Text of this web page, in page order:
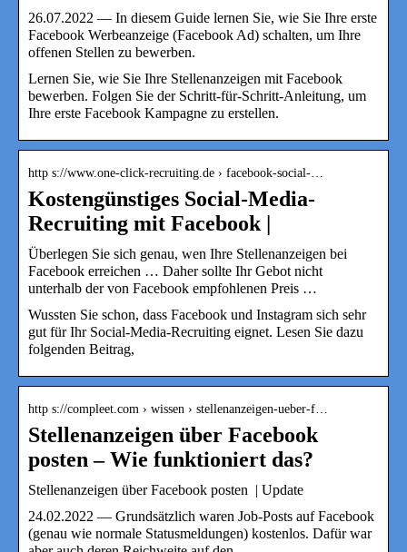
26.07.2022 — In diesem Guide lernen Sie, wie Sie Ihre erste
Facebook Werbeanzeige (Facebook Ad) schalten, um Ihre
offenen Stellen zu bewerben.
Lernen Sie, wie Sie Ihre Stellenanzeigen mit Facebook
bewerben. Folgen Sie der Schritt-für-Schritt-Anleitung, um
Ihre erste Facebook Kampagne zu erstellen.
http s://www.one-click-recruiting.de › facebook-social-…
Kostengünstiges Social-Media-
Recruiting mit Facebook |
Überlegen Sie sich genau, wen Ihre Stellenanzeigen bei
Facebook erreichen … Daher sollte Ihr Gebot nicht
unterhalb der von Facebook empfohlenen Preis …
Wussten Sie schon, dass Facebook und Instagram sich sehr
gut für Ihr Social-Media-Recruiting eignet. Lesen Sie dazu
folgenden Beitrag,
http s://compleet.com › wissen › stellenanzeigen-ueber-f…
Stellenanzeigen über Facebook
posten – Wie funktioniert das?
Stellenanzeigen über Facebook posten | Update
24.02.2022 — Grundsätzlich waren Job-Posts auf Facebook
(genau wie normale Statusmeldungen) kostenlos. Dafür war